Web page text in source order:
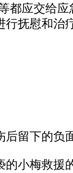
都应交给
抚慰和治
留下的负
小梅救援